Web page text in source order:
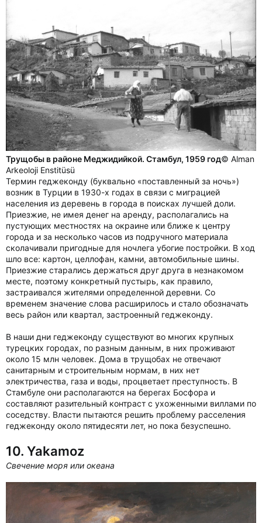
Трущобы в районе Меджидийкой. Стамбул, 1959 год© Alman
Arkeoloji Enstitüsü
Термин геджеконду (буквально «поставленный за ночь»)
возник в Турции в 1930-х годах в связи с миграцией
населения из деревень в города в поисках лучшей доли.
Приезжие, не имея денег на аренду, располагались на
пустующих местностях на окраине или ближе к центру
города и за несколько часов из подручного материала
сколачивали пригодные для ночлега убогие постройки. В ход
шло все: картон, целлофан, камни, автомобильные шины.
Приезжие старались держаться друг друга в незнакомом
месте, поэтому конкретный пустырь, как правило,
застраивался жителями определенной деревни. Со
временем значение слова расширилось и стало обозначать
весь район или квартал, застроенный геджеконду.
В наши дни геджеконду существуют во многих крупных
турецких городах, по разным данным, в них проживают
около 15 млн человек. Дома в трущобах не отвечают
санитарным и строительным нормам, в них нет
электричества, газа и воды, процветает преступность. В
Стамбуле они располагаются на берегах Босфора и
составляют разительный контраст с ухоженными виллами по
соседству. Власти пытаются решить проблему расселения
геджеконду около пятидесяти лет, но пока безуспешно.
10. Yakamoz
Свечение моря или океана